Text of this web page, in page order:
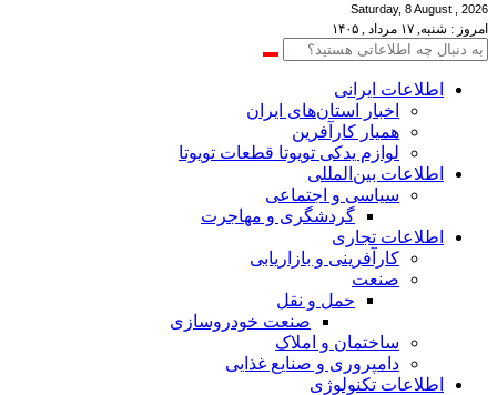
Saturday, 8 August , 2026
امروز : شنبه, ۱۷ مرداد , ۱۴۰۵
اطلاعات‌ ‎ایرانی
اخبار استان‌های ایران
همیار کارآفرین
لوازم یدکی تویوتا قطعات تویوتا
اطلاعات بین‌المللی
سیاسی و اجتماعی
گردشگری و مهاجرت
اطلاعات تجاری
کارآفرینی و بازاریابی
صنعت
حمل و نقل
صنعت خودروسازی
ساختمان و املاک
دامپروری و صنایع غذایی
اطلاعات تکنولوژی